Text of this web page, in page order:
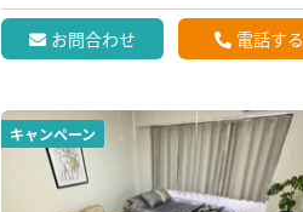
お問合わせ 電話する
キャンペーン